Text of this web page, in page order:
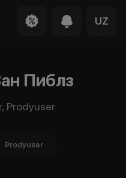
UZ
Пиблз
Prodyuser
Prodyuser